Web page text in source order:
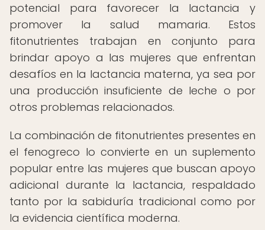
potencial para favorecer la lactancia y
promover la salud mamaria. Estos
fitonutrientes trabajan en conjunto para
brindar apoyo a las mujeres que enfrentan
desafíos en la lactancia materna, ya sea por
una producción insuficiente de leche o por
otros problemas relacionados.
La combinación de fitonutrientes presentes en
el fenogreco lo convierte en un suplemento
popular entre las mujeres que buscan apoyo
adicional durante la lactancia, respaldado
tanto por la sabiduría tradicional como por
la evidencia científica moderna.